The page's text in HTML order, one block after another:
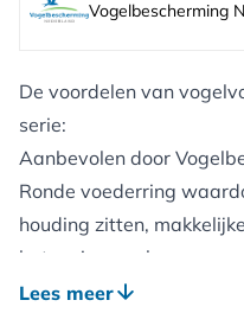
Vogelbescherming
De voordelen van
serie:
Aanbevolen door
Ronde voederring
houding zitten,
beter zien aankomen
Speciale bodem
Lees meer